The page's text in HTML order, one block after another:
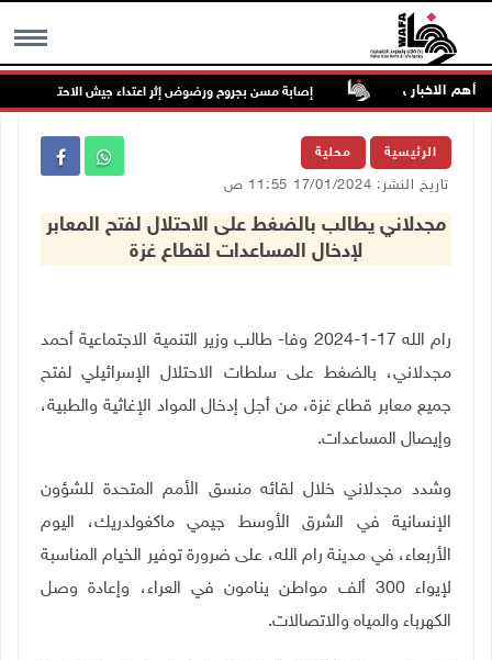
MENU أهم الاخبار
الخدمات إصابة مسن بجروح ورضوض إثر اعتداء جيش الاحتلال عليه في
الرئيسية محلية
تاريخ النشر: 17/01/2024 11:55 ص
مجدلاني يطالب بالضغط على الاحتلال لفتح المعابر
لإدخال المساعدات لقطاع غزة
رام الله 17-1-2024 وفا- طالب وزير التنمية الاجتماعية أحمد
مجدلاني، بالضغط على سلطات الاحتلال الإسرائيلي لفتح
جميع معابر قطاع غزة، من أجل إدخال المواد الإغاثية والطبية،
وإيصال المساعدات.
وشدد مجدلاني خلال لقائه منسق الأمم المتحدة للشؤون
الإنسانية في الشرق الأوسط جيمي ماكغولدريك، اليوم
الأربعاء، في مدينة رام الله، على ضرورة توفير الخيام المناسبة
لإيواء 300 ألف مواطن ينامون في العراء، وإعادة وصل
الكهرباء والمياه والاتصالات.